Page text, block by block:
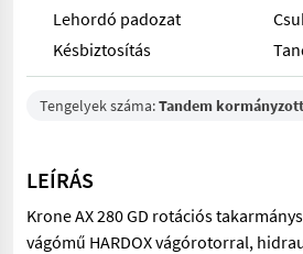
Lehordó padozat
Késbiztosítás
Tengelyek száma:Tandem
LEÍRÁS
Krone AX 280 GD rotációs
vágómű HARDOX vágórotorral,